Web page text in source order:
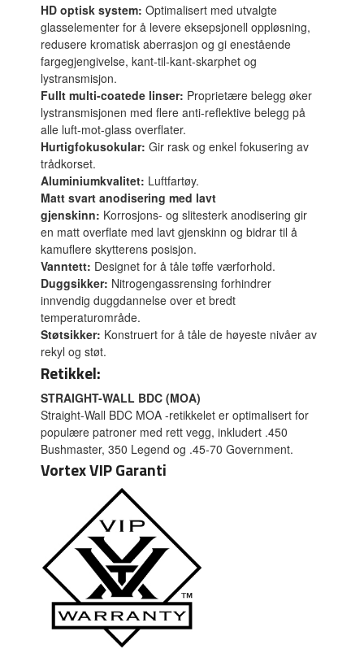
HD optisk system: Optimalisert med utvalgte
glasselementer for å levere eksepsjonell oppløsning,
redusere kromatisk aberrasjon og gi enestående
fargegjengivelse, kant-til-kant-skarphet og
lystransmisjon.
Fullt multi-coatede linser: Proprietære belegg øker
lystransmisjonen med flere anti-reflektive belegg på
alle luft-mot-glass overflater.
Hurtigfokusokular: Gir rask og enkel fokusering av
trådkorset.
Aluminiumkvalitet: Luftfartøy.
Matt svart anodisering med lavt
gjenskinn: Korrosjons- og slitesterk anodisering gir
en matt overflate med lavt gjenskinn og bidrar til å
kamuflere skytterens posisjon.
Vanntett: Designet for å tåle tøffe værforhold.
Duggsikker: Nitrogengassrensing forhindrer
innvendig duggdannelse over et bredt
temperaturområde.
Støtsikker: Konstruert for å tåle de høyeste nivåer av
rekyl og støt.
Retikkel:
STRAIGHT-WALL BDC (MOA)
Straight-Wall BDC MOA -retikkelet er optimalisert for
populære patroner med rett vegg, inkludert .450
Bushmaster, 350 Legend og .45-70 Government.
Vortex VIP Garanti